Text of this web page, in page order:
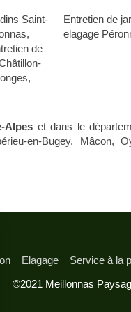
Saint-
,
de
,
Entretien de
elagage
Alpes et dans le
en-Bugey, Mâcon,
Elagage Service à la
©2021 Meillonnas